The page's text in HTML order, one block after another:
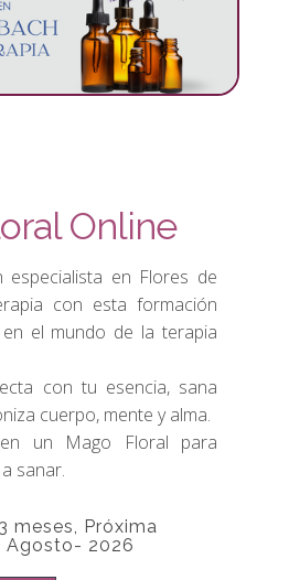
Online
especialista en Flores de
con esta formación
el mundo de la terapia
con tu esencia, sana
cuerpo, mente y alma.
un Mago Floral para
sanar.
meses, Próxima
Agosto- 2026